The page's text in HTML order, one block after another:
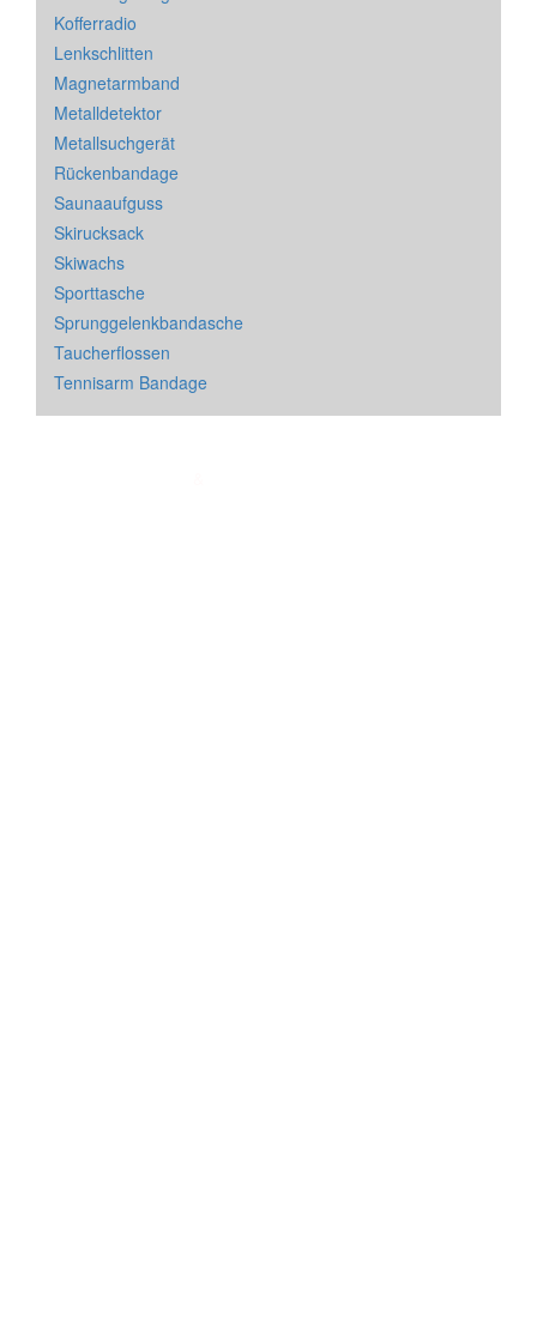
Kofferradio
Lenkschlitten
Magnetarmband
Metalldetektor
Metallsuchgerät
Rückenbandage
Saunaaufguss
Skirucksack
Skiwachs
Sporttasche
Sprunggelenkbandasche
Taucherflossen
Tennisarm Bandage